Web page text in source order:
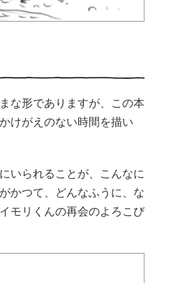
な形でありますが、この本
けがえのない時間を描い
いられることが、こんなに
かつて、どんなふうに、な
モリくんの再会のよろこび